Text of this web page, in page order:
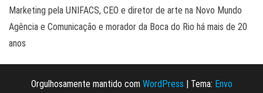
Marketing pela UNIFACS, CEO e diretor de arte na Novo Mundo
Agência e Comunicação e morador da Boca do Rio há mais de 20
anos
Orgulhosamente mantido com WordPress | Tema: Envo